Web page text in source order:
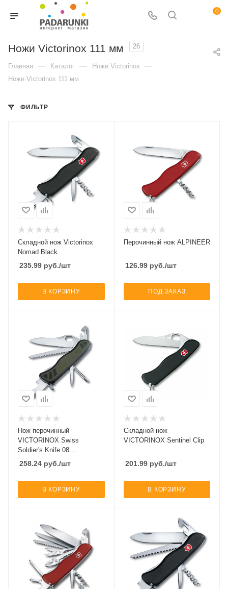
0
Ножи Victorinox 111 мм 26
Главная — Каталог — Ножи Victorinox —
Ножи Victorinox 111 мм
ФИЛЬТР
Складной нож Victorinox
Nomad Black
235.99 руб./шт
В КОРЗИНУ
Перочинный нож ALPINEER
126.99руб./шт
ПОД ЗАКАЗ
Нож перочинный
VICTORINOX Swiss
Soldier's Knife 08
0.8461.MWCH
258.24 руб./шт
В КОРЗИНУ
Складной нож
VICTORINOX Sentinel Clip
201.99руб./шт
В КОРЗИНУ